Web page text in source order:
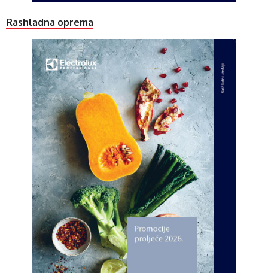
Rashladna oprema